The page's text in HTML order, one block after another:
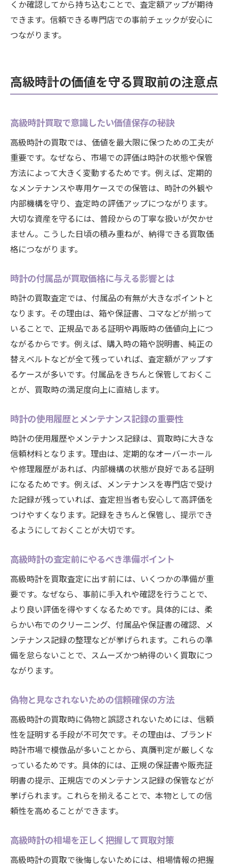
くか確認してから持ち込むことで、査定額アップが期待
できます。信頼できる専門店での事前チェックが安心に
つながります。
高級時計の価値を守る買取前の注意点
高級時計買取で意識したい価値保存の秘訣
高級時計の買取では、価値を最大限に保つための工夫が
重要です。なぜなら、市場での評価は時計の状態や保管
方法によって大きく変動するためです。例えば、定期的
なメンテナンスや専用ケースでの保管は、時計の外観や
内部機構を守り、査定時の評価アップにつながります。
大切な資産を守るには、普段からの丁寧な扱いが欠かせ
ません。こうした日頃の積み重ねが、納得できる買取価
格につながります。
時計の付属品が買取価格に与える影響とは
時計の買取査定では、付属品の有無が大きなポイントと
なります。その理由は、箱や保証書、コマなどが揃って
いることで、正規品である証明や再販時の価値向上につ
ながるからです。例えば、購入時の箱や説明書、純正の
替えベルトなどが全て残っていれば、査定額がアップす
るケースが多いです。付属品をきちんと保管しておくこ
とが、買取時の満足度向上に直結します。
時計の使用履歴とメンテナンス記録の重要性
時計の使用履歴やメンテナンス記録は、買取時に大きな
信頼材料となります。理由は、定期的なオーバーホール
や修理履歴があれば、内部機構の状態が良好である証明
になるためです。例えば、メンテナンスを専門店で受け
た記録が残っていれば、査定担当者も安心して高評価を
つけやすくなります。記録をきちんと保管し、提示でき
るようにしておくことが大切です。
高級時計の査定前にやるべき準備ポイント
高級時計を買取査定に出す前には、いくつかの準備が重
要です。なぜなら、事前に手入れや確認を行うことで、
より良い評価を得やすくなるためです。具体的には、柔
らかい布でのクリーニング、付属品や保証書の確認、メ
ンテナンス記録の整理などが挙げられます。これらの準
備を怠らないことで、スムーズかつ納得のいく買取につ
ながります。
偽物と見なされないための信頼確保の方法
高級時計の買取時に偽物と誤認されないためには、信頼
性を証明する手段が不可欠です。その理由は、ブランド
時計市場で模倣品が多いことから、真贋判定が厳しくな
っているためです。具体的には、正規の保証書や販売証
明書の提示、正規店でのメンテナンス記録の保管などが
挙げられます。これらを揃えることで、本物としての信
頼性を高めることができます。
高級時計の相場を正しく把握して買取対策
高級時計の買取で後悔しないためには、相場情報の把握